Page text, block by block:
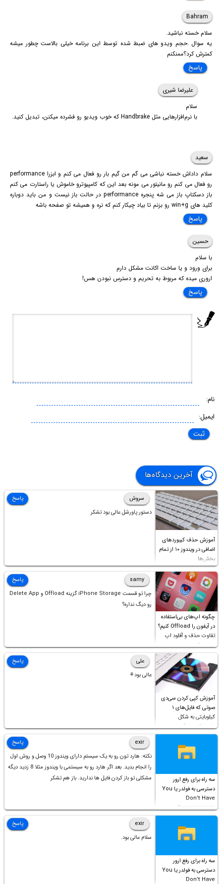
Bahram
سلام خسته نباشید.
یه سوال .حجم ویدو های ضبط شده توسط این برنامه خیلی بالاست چطور میشه
کمترش کرد؟ممنکنم
پاسخ
علیرضا شیری
سلام
با نرم‌افزارهایی مثل Handbrake که خوب ویدیو رو فشرده میکنن، تبدیل کنید.
سعید
سلام داداش خسته نباشی می گم من گیم بار رو فعال می کنم و ابزرا performance
رو فعال می کنم رو مانیتور می مونه بعد این که کامپیوترو خاموش یا راستارت می کنم
باز دسکتاپ باز می شه پنجره performance در حالت باز نیست و من باید دوباره
کلید های win+g رو بزنم تا بیاد چیکار کنم که نره و همیشه تو صفحه باشه
پاسخ
حسین
با سلام
برای ورود و یا ساخت اکانت مشکل دارم
اروری میده که مربوط به تحریم و دسترس نبودن هس!
پاسخ
نام:
ایمیل:
آخرین دیدگاه‌ها
آموزش حذف کیبوردهای
اضافی در ویندوز ۱۰ از تمام
بخش‌ها
سروش
دستور پاورشل عالی بود تشکر
پاسخ
چگونه اپ‌های بی‌استفاده
در آیفون را Offload کنیم؟
تفاوت حذف و آفلود اپ
چیست؟
samy
چرا تو قسمت iPhone Storage گزینه Offload و Delete App
رو دیگ نداره؟
پاسخ
آموزش کپی کردن سی‌دی
صوتی که فایل‌های ۱
کیلوبایتی به شکل
شورت‌کات در آن موجود
است!
علی
عالی بود⚘
پاسخ
سه راه برای رفع ارور
دسترسی به فولدر یا You
Don’t Have
Permission to
Access this folder
exir
نکته: هارد تون رو به یک سیستم دارای ویندوز 10 وصل و روش اول
را انجام بدید. بعد اگر هارد رو به سیستمی با ویندوز مثلا 8 زدید دیگه
مشکلی تو باز کردن فایل ها ندارید. باز هم تشکر
پاسخ
سه راه برای رفع ارور
دسترسی به فولدر یا You
Don’t Have
exir
سلام عالی بود.
پاسخ